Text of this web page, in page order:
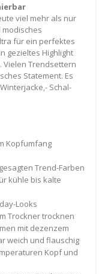
viel mehr als nur
modisches
für ein perfektes
gezieltes Highlight
Vielen Trendsettern
Statement. Es
Schal-
Kopfumfang
Trend-Farben
kühle bis kalte
Looks
Trockner trocknen
mit dezenzem
weich und flauschig
Kopf und